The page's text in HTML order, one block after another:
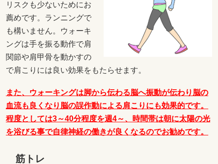
リスクも少ないためにお
薦めです。ランニングで
も構いません。ウォーキ
ングは手を振る動作で肩
関節や肩甲骨を動かすの
で肩こりには良い効果をもたらせます。
また、ウォーキングは脚から伝わる脳へ振動が伝わり脳の
血流も良くなり脳の誤作動による肩こりにも効果的です。
程度としては3～40分程度を週4～、時間帯は朝に太陽の光
を浴びる事で自律神経の働きが良くなるのでお勧めです。
筋トレ